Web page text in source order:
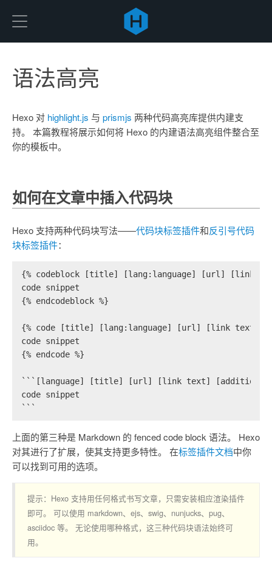
语法高亮
Hexo 对 highlight.js 与 prismjs 两种代码高亮库提供内建支
持。 本篇教程将展示如何将 Hexo 的内建语法高亮组件整合至
你的模板中。
如何在文章中插入代码块
Hexo 支持两种代码块写法——代码块标签插件和反引号代码
块标签插件：
{% codeblock [title] [lang:language] [url] [link
code snippet
{% endcodeblock %}
{% code [title] [lang:language] [url] [link text]
code snippet
{% endcode %}
```[language] [title] [url] [link text] [additional
code snippet
```
上面的第三种是 Markdown 的 fenced code block 语法。 Hexo
对其进行了扩展，使其支持更多特性。 在标签插件文档中你
可以找到可用的选项。
提示：Hexo 支持用任何格式书写文章，只需安装相应渲染插件
即可。 可以使用 markdown、ejs、swig、nunjucks、pug、
asciidoc 等。 无论使用哪种格式，这三种代码块语法始终可
用。